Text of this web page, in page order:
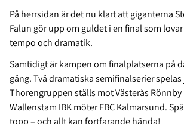
På herrsidan är det nu klart att giganterna
Falun gör upp om guldet i en final som
tempo och dramatik.
Samtidigt är kampen om finalplatserna på
gång. Två dramatiska semifinalserier
Thorengruppenställs motVästerås Rönnby
Wallenstam IBKmöter FBCKalmarsund.